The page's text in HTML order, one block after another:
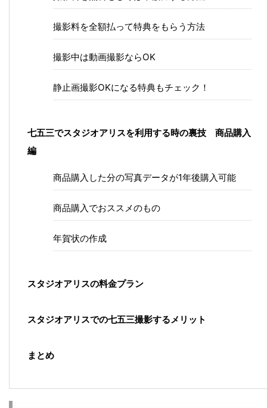
撮影料を全額払って特典をもらう方法
撮影中は動画撮影ならOK
静止画撮影OKになる特典もチェック！
七五三でスタジオアリスを利用する時の裏技 商品購入
編
商品購入した分の写真データが1年後購入可能
商品購入でおススメのもの
年賀状の作成
スタジオアリスの料金プラン
スタジオアリスでの七五三撮影するメリット
まとめ